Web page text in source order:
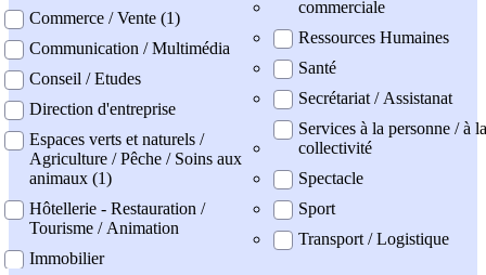
Commerce / Vente (1)
Communication / Multimédia
Conseil / Etudes
Direction d'entreprise
Espaces verts et naturels /
Agriculture / Pêche / Soins aux
animaux (1)
Hôtellerie - Restauration /
Tourisme / Animation
Immobilier
commerciale
Ressources Humaines
Santé
Secrétariat / Assistanat
Services à la personne / à la
collectivité
Spectacle
Sport
Transport / Logistique